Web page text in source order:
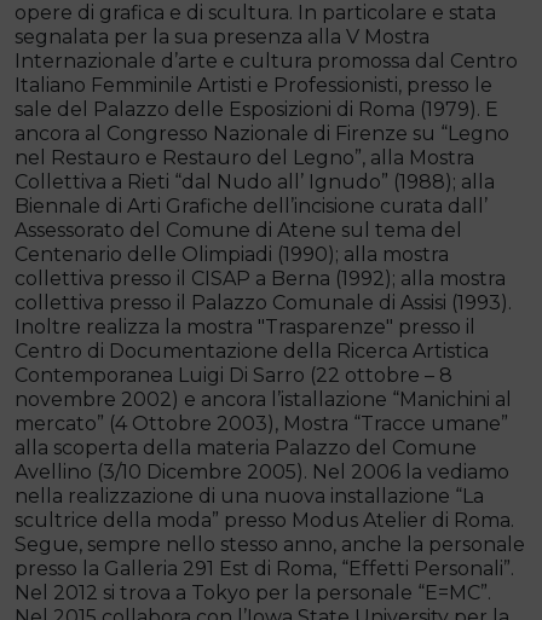
opere di grafica e di scultura. In particolare e stata
segnalata per la sua presenza alla V Mostra
Internazionale d’arte e cultura promossa dal Centro
Italiano Femminile Artisti e Professionisti, presso le
sale del Palazzo delle Esposizioni di Roma (1979). E
ancora al Congresso Nazionale di Firenze su “Legno
nel Restauro e Restauro del Legno”, alla Mostra
Collettiva a Rieti “dal Nudo all’ Ignudo” (1988); alla
Biennale di Arti Grafiche dell’incisione curata dall’
Assessorato del Comune di Atene sul tema del
Centenario delle Olimpiadi (1990); alla mostra
collettiva presso il CISAP a Berna (1992); alla mostra
collettiva presso il Palazzo Comunale di Assisi (1993).
Inoltre realizza la mostra "Trasparenze" presso il
Centro di Documentazione della Ricerca Artistica
Contemporanea Luigi Di Sarro (22 ottobre – 8
novembre 2002) e ancora l’istallazione “Manichini al
mercato” (4 Ottobre 2003), Mostra “Tracce umane”
alla scoperta della materia Palazzo del Comune
Avellino (3/10 Dicembre 2005). Nel 2006 la vediamo
nella realizzazione di una nuova installazione “La
scultrice della moda” presso Modus Atelier di Roma.
Segue, sempre nello stesso anno, anche la personale
presso la Galleria 291 Est di Roma, “Effetti Personali”.
Nel 2012 si trova a Tokyo per la personale “E=MC”.